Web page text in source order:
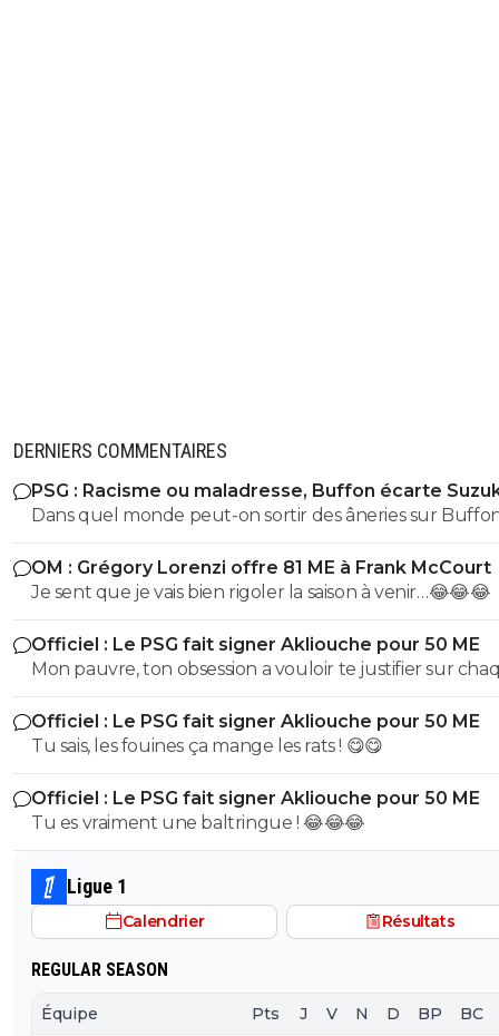
DERNIERS COMMENTAIRES
PSG : Racisme ou maladresse, Buffon écarte
Dans quel monde peut-on sortir des âneries sur
dire qu'il est raciste? Buffon connait très bien Suzuki ce
dernier évoluant Parme, l'un de sclubs cher à Buffon
(puisqu'il y a débuté). Vous ne vous dites juste pas qu'il
des choses (comme le style de vie ou l'hygiène ou
chose qui fait d'un jouer un vrai professionnel). Non
partez direct sur des considérations racistes... Ah la la...
OM : Grégory Lorenzi offre 81 ME à Frank McCourt
Je sent que je vais bien rigoler la saison à venir…😂😂😂
Officiel : Le PSG fait signer Akliouche pour 50 ME
Mon pauvre, ton obsession a vouloir te justifier sur
commentaire 🤣😂😂 Tu aurais la queue d'un chat qui
de bouche et on t'accuserait de l'avoir mangé que tu
encore....mdr
Officiel : Le PSG fait signer Akliouche pour 50 ME
Tu sais, les fouines ça mange les rats ! 😋😋
Officiel : Le PSG fait signer Akliouche pour 50 ME
Tu es vraiment une baltringue ! 😂😂😂
Ligue 1
Calendrier Résultats
REGULAR SEASON
Équipe Pts J V N D BP BC